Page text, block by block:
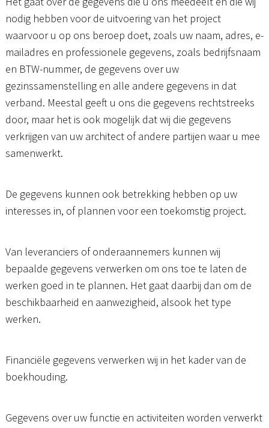
nodig hebben voor de uitvoering van het project
waarvoor u op ons beroep doet, zoals uw naam, adres, e-
mailadres en professionele gegevens, zoals bedrijfsnaam
en BTW-nummer, de gegevens over uw
gezinssamenstelling en alle andere gegevens in dat
verband. Meestal geeft u ons die gegevens rechtstreeks
door, maar het is ook mogelijk dat wij die gegevens
verkrijgen van uw architect of andere partijen waar u mee
samenwerkt.
De gegevens kunnen ook betrekking hebben op uw
interesses in, of plannen voor een toekomstig project.
Van leveranciers of onderaannemers kunnen wij
bepaalde gegevens verwerken om ons toe te laten de
werken goed in te plannen. Het gaat daarbij dan om de
beschikbaarheid en aanwezigheid, alsook het type
werken.
Financiële gegevens verwerken wij in het kader van de
boekhouding.
Gegevens over uw functie en activiteiten worden verwerkt